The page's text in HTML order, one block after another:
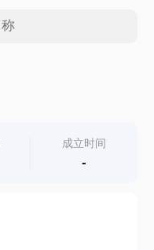
成立时间
-